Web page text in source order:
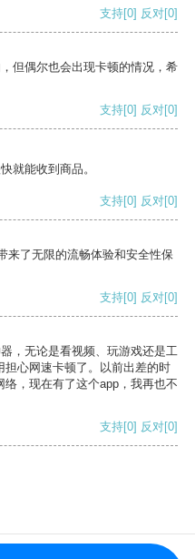
支持[0] 反对[0]
但偶尔也会出现卡顿的情况，希
支持[0] 反对[0]
就能收到商品。
支持[0] 反对[0]
来了无限的流畅体验和安全性保
支持[0] 反对[0]
，无论是看视频、玩游戏还是工
心网速卡顿了。以前出差的时
，现在有了这个app，我再也不
支持[0] 反对[0]